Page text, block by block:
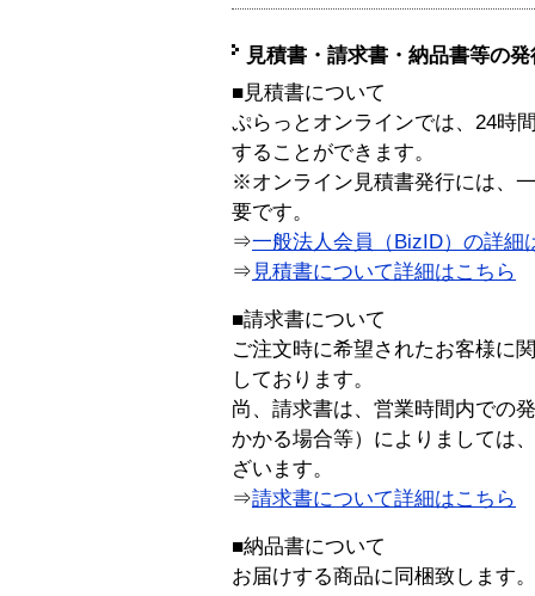
見積書・請求書・納品書等の
■見積書について
ぷらっとオンラインでは、24時
することができます。
※オンライン見積書発行には、
要です。
⇒一般法人会員（BizID）の詳細
⇒ 見積書について詳細はこちら
■請求書について
ご注文時に希望されたお客様に
しております。
尚、請求書は、営業時間内での
かかる場合等）によりましては
ざいます。
⇒請求書について詳細はこちら
■納品書について
お届けする商品に同梱致します。